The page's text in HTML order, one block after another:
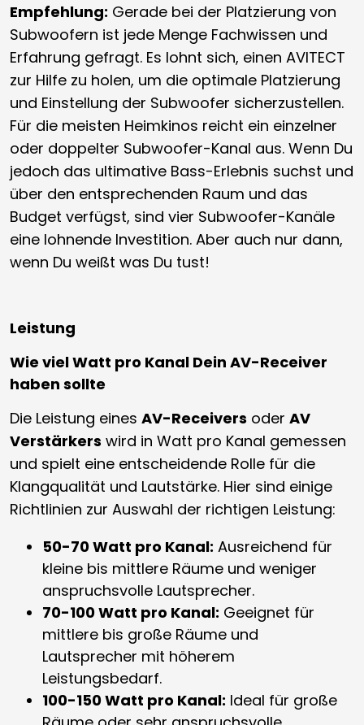
Empfehlung: Gerade bei der Platzierung von
Subwoofern ist jede Menge Fachwissen und
Erfahrung gefragt. Es lohnt sich, einen AVITECT
zur Hilfe zu holen, um die optimale Platzierung
und Einstellung der Subwoofer sicherzustellen.
Für die meisten Heimkinos reicht ein einzelner
oder doppelter Subwoofer-Kanal aus. Wenn Du
jedoch das ultimative Bass-Erlebnis suchst und
über den entsprechenden Raum und das
Budget verfügst, sind vier Subwoofer-Kanäle
eine lohnende Investition. Aber auch nur dann,
wenn Du weißt was Du tust!
Leistung
Wie viel Watt pro Kanal Dein AV-Receiver
haben sollte
Die Leistung eines AV-Receivers oder AV
Verstärkers wird in Watt pro Kanal gemessen
und spielt eine entscheidende Rolle für die
Klangqualität und Lautstärke. Hier sind einige
Richtlinien zur Auswahl der richtigen Leistung:
50-70 Watt pro Kanal: Ausreichend für
kleine bis mittlere Räume und weniger
anspruchsvolle Lautsprecher.
70-100 Watt pro Kanal: Geeignet für
mittlere bis große Räume und
Lautsprecher mit höherem
Leistungsbedarf.
100-150 Watt pro Kanal: Ideal für große